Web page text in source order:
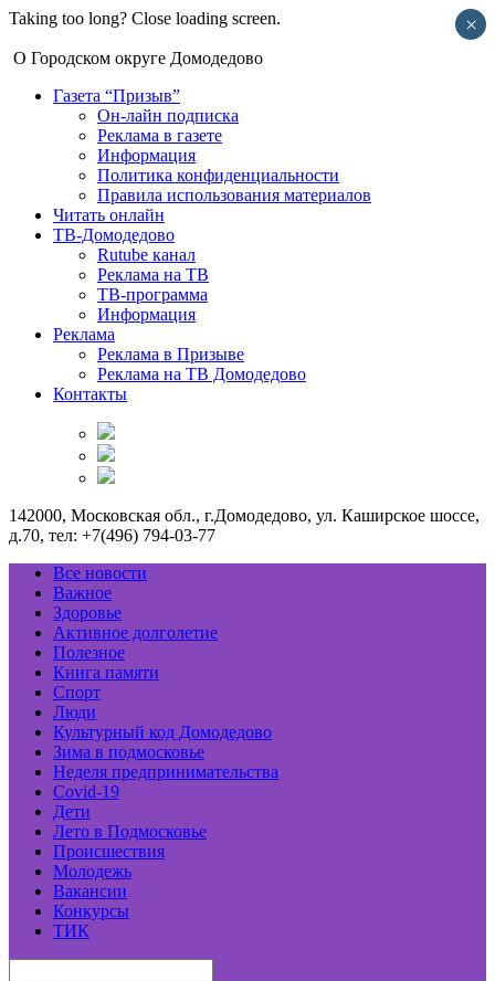
Taking too long? Close loading screen.
О Городском округе Домодедово
Газета “Призыв”
Он-лайн подписка
Реклама в газете
Информация
Политика конфиденциальности
Правила использования материалов
Читать онлайн
ТВ-Домодедово
Rutube канал
Реклама на ТВ
ТВ-программа
Информация
Реклама
Реклама в Призыве
Реклама на ТВ Домодедово
Контакты
142000, Московская обл., г.Домодедово, ул. Каширское шоссе,
д.70, тел: +7(496) 794-03-77
Все новости
Важное
Здоровье
Активное долголетие
Полезное
Книга памяти
Спорт
Люди
Культурный код Домодедово
Зима в подмосковье
Неделя предпринимательства
Covid-19
Дети
Лето в Подмосковье
Происшествия
Молодежь
Вакансии
Конкурсы
ТИК
×